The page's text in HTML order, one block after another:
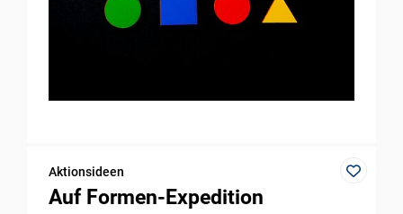
Aktionsideen
Auf Formen-Expedition